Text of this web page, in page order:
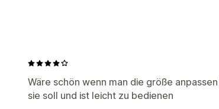
Wäre schön wenn man die größe
sie soll und ist leicht zu bedienen